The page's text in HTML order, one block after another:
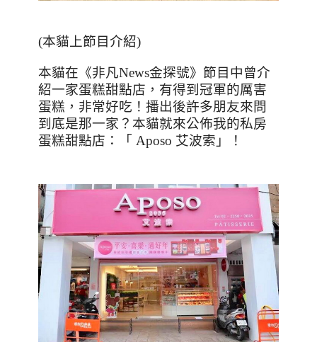
(本貓上節目介紹)
本貓在《非凡News金探號》節目中曾介
紹一家蛋糕甜點店，有得到冠軍的厲害
蛋糕，非常好吃！播出後許多朋友來問
到底是那一家？本貓就來公佈我的私房
蛋糕甜點店：「 Aposo 艾波索」！